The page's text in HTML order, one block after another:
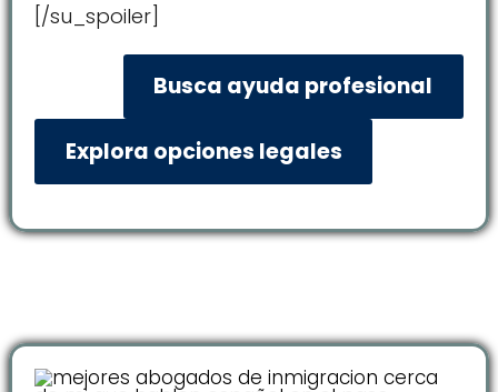
[/su_spoiler]
Busca ayuda profesional
Explora opciones legales